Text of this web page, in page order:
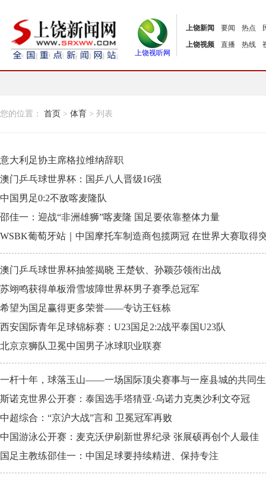
上饶视听网
上饶新闻 要闻 热点
上饶视频
直播 热线
您的位置： 首页 > 体育 > 列表
意大利足协主席格拉维纳辞职
澳门乒乓球世界杯：国乒八人晋级16强
中国男足0:2不敌喀麦隆队
邵佳一：迎战“非洲雄狮”喀麦隆 国足要依靠整体力量
WSBK葡萄牙站｜中国摩托车制造商包揽两冠 在世界大赛取得
澳门乒乓球世界杯抽签揭晓 王楚钦、孙颖莎领衔出战
苏翊鸣获得单板滑雪坡障世界杯男子赛季总冠军
希望为国足赢得更多荣誉——专访王钰栋
西安国际青年足球锦标赛：U23国足2:2战平泰国U23队
北京京狮队卫冕中国男子冰球职业联赛
一杆十年，球落玉山——一场国际顶尖赛事与一座县城的共同
斯诺克世界公开赛：泰国选手塔猜亚·乌诺力克奥沙利文夺冠
中超综合：“京沪大战”言和 卫冕冠军再败
中国游泳公开赛：麦克沃伊刷新世界纪录 张展硕再创个人最佳
国足主教练邵佳一：中国足球要持续精进、保持专注